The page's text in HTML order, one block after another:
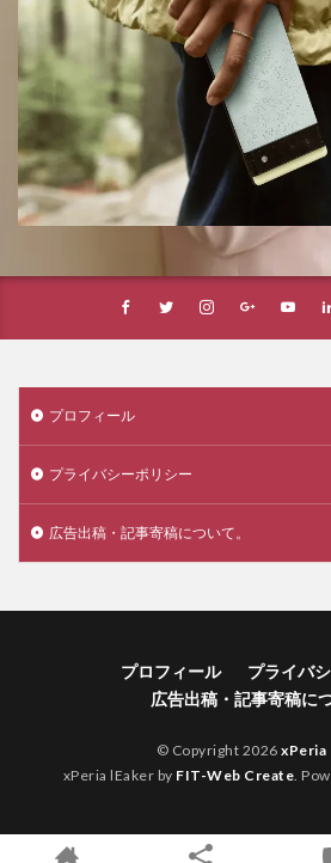
プロフィール
プライバシーポリシー
広告出稿・記事寄稿について。
プロフィール
プライバ
広告出稿・記事寄稿につ
© Copyright 2026xPeria
xPeria lEaker by FIT-Web Create.